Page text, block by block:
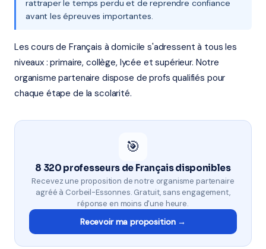
rattraper le temps perdu et de reprendre confiance
avant les épreuves importantes.
Les cours de Français à domicile s'adressent à tous les
niveaux : primaire, collège, lycée et supérieur. Notre
organisme partenaire dispose de profs qualifiés pour
chaque étape de la scolarité.
🎯
8 320 professeurs de Français disponibles
Recevez une proposition de notre organisme partenaire
agréé à Corbeil-Essonnes. Gratuit, sans engagement,
réponse en moins d'une heure.
Recevoir ma proposition →